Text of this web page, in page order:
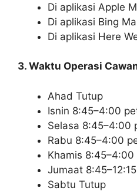
Di aplikasi Apple
Di aplikasi Bing
Di aplikasi Here
3. Waktu Operasi
Ahad Tutup
Isnin 8:45–4:00
Selasa 8:45–4:00
Rabu 8:45–4:00
Khamis 8:45–4:00
Jumaat
Sabtu Tutup